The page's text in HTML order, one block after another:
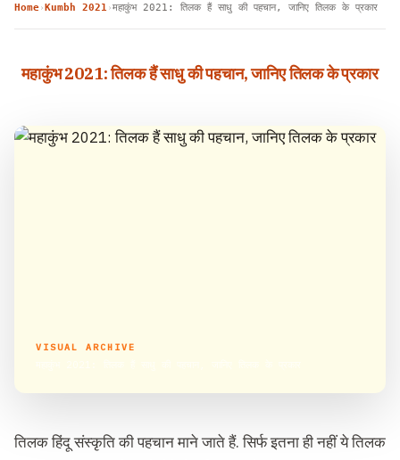
Home› Kumbh 2021 ›महाकुंभ 2021: तिलक हैं साधु की पहचान, जानिए तिलक के प्रकार
महाकुंभ 2021: तिलक हैं साधु की पहचान, जानिए तिलक के प्रकार
VISUAL ARCHIVE
तिलक हिंदू संस्कृति की पहचान माने जाते हैं. सिर्फ इतना ही नहीं ये तिलक